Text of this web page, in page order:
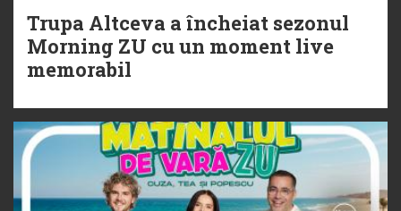
20 Iulie
Torpedoul lui Morar: Theo Rose -
Trupa Altceva a încheiat sezonul
Morning ZU cu un moment live
memorabil